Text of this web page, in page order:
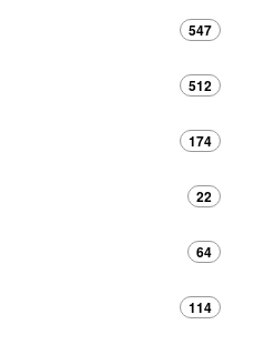
547
512
174
22
64
114